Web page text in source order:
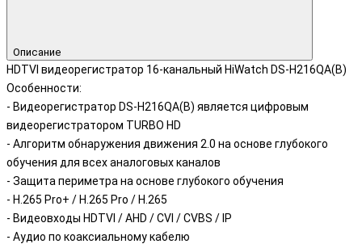
Описание
HDTVI видеорегистратор 16-канальный HiWatch DS-H216QA(B)
Особенности:
- Видеорегистратор DS-H216QA(B) является цифровым
видеорегистратором TURBO HD
- Алгоритм обнаружения движения 2.0 на основе глубокого
обучения для всех аналоговых каналов
- Защита периметра на основе глубокого обучения
- H.265 Pro+ / H.265 Pro / H.265
- Видеовходы HDTVI / AHD / CVI / CVBS / IP
- Аудио по коаксиальному кабелю